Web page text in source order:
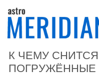
К ЧЕМУ
ПОГРУЖЁННЫЕ